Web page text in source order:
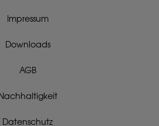
Impressum
Downloads
AGB
Datenschutz